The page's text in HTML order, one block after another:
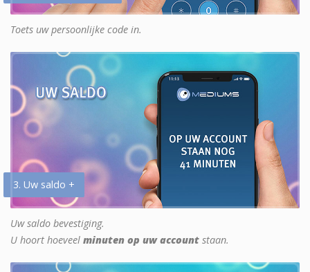
Toets uw persoonlijke code in.
3. Uw saldo +
Uw saldo bevestiging.
U hoort hoeveel minuten op uw account staan.